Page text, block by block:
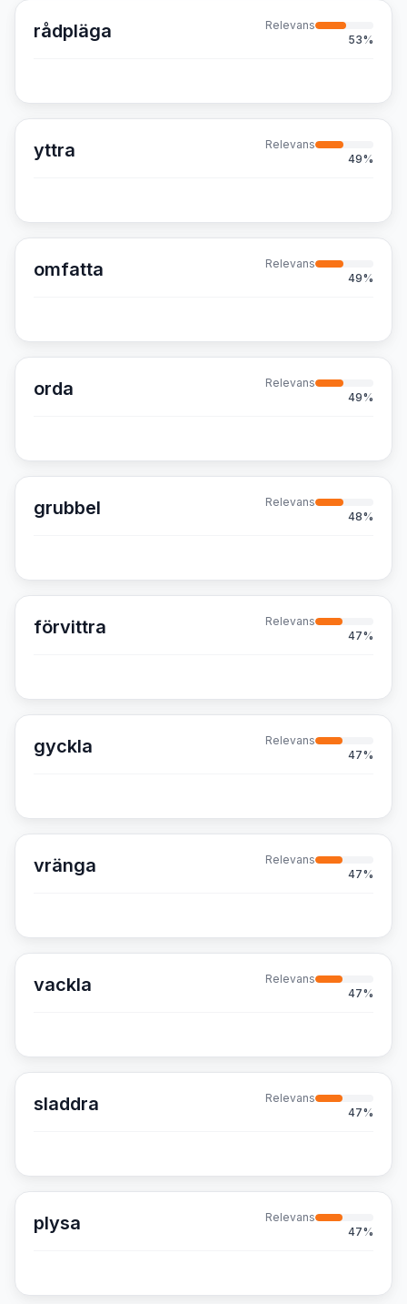
rådpläga
Relevans
53%
yttra
Relevans
49%
omfatta
Relevans
49%
orda
Relevans
49%
grubbel
Relevans
48%
förvittra
Relevans
47%
gyckla
Relevans
47%
vränga
Relevans
47%
vackla
Relevans
47%
sladdra
Relevans
47%
plysa
Relevans
47%